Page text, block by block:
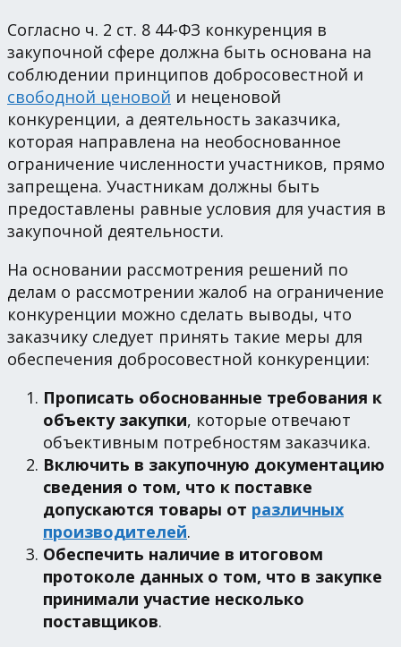
Согласно ч. 2 ст. 8 44-ФЗ конкуренция в
закупочной сфере должна быть основана на
соблюдении принципов добросовестной и
свободной ценовой и неценовой
конкуренции, а деятельность заказчика,
которая направлена на необоснованное
ограничение численности участников, прямо
запрещена. Участникам должны быть
предоставлены равные условия для участия в
закупочной деятельности.
На основании рассмотрения решений по
делам о рассмотрении жалоб на ограничение
конкуренции можно сделать выводы, что
заказчику следует принять такие меры для
обеспечения добросовестной конкуренции:
Прописать обоснованные требования к
объекту закупки, которые отвечают
объективным потребностям заказчика.
Включить в закупочную документацию
сведения о том, что к поставке
допускаются товары от различных
производителей.
Обеспечить наличие в итоговом
протоколе данных о том, что в закупке
принимали участие несколько
поставщиков.